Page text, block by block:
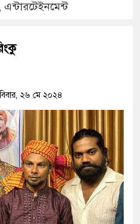
, এন্টারটেইনমেন্ট
২৬ মে ২০২৪